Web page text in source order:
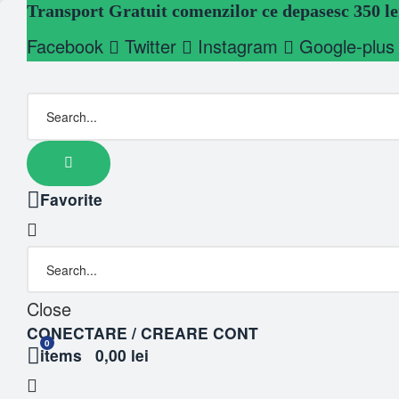
Transport Gratuit comenzilor ce depasesc 350
Facebook Twitter Instagram Google-plus
Favorite
Close
CONECTARE / CREARE CONT
0
items 0,00 lei